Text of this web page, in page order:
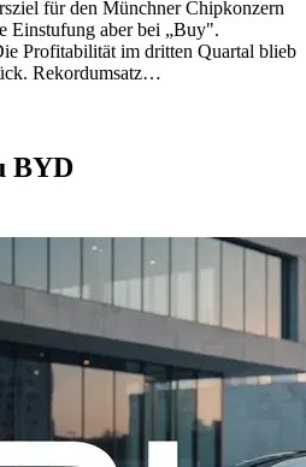
für den Münchner Chipkonzern
Einstufung aber bei „Buy".
Profitabilität im dritten Quartal blieb
Rekordumsatz…
BYD